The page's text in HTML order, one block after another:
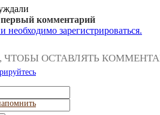
комментарий
необходимо зарегистрироваться.
ЧТОБЫ ОСТАВЛЯТЬ